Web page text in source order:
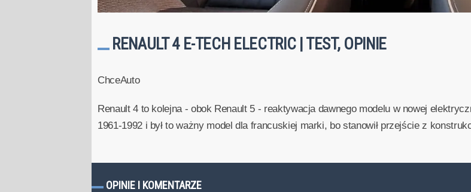
RENAULT 4 E-TECH ELECTRIC | TEST, OPINIE
ChceAuto
Renault 4 to kolejna - obok Renault 5 - reaktywacja dawnego modelu w nowej
1961-1992 i był to ważny model dla francuskiej marki, bo stanowił przejście z
OPINIE I KOMENTARZE